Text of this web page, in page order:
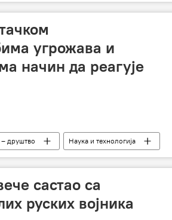
угрожава и
начин да реагује
друштво
Наука и технологија
Милован Бојић
састао са
руских војника